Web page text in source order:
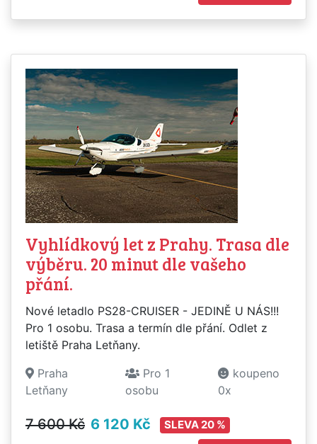
Vyhlídkový let z Prahy. Trasa dle
výběru. 20 minut dle vašeho
přání.
Nové letadlo PS28-CRUISER - JEDINĚ U NÁS!!!
Pro 1 osobu. Trasa a termín dle přání. Odlet z
letiště Praha Letňany.
Praha
Letňany
Pro 1
osobu
koupeno
0x
7 600 Kč 6 120 Kč SLEVA 20 %